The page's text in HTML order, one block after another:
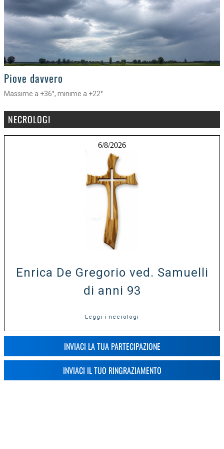
>
Piove davvero
Massime a +36°, minime a +22°
NECROLOGI
6/8/2026
Enrica De Gregorio ved. Samuelli
di anni 93
Leggi i necrologi
INVIACI LA TUA PARTECIPAZIONE
INVIACI IL TUO RINGRAZIAMENTO